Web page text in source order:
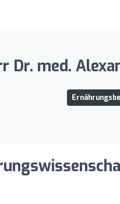
Dr. med.